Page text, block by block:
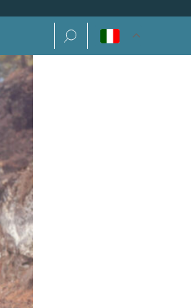
Ricerca per: